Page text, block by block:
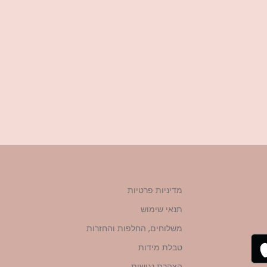
מדיניות פרטיות
תנאי שימוש
משלוחים, החלפות והחזרות
טבלת מידות